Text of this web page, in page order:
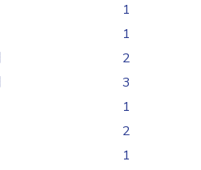
1
1
2
3
1
2
1